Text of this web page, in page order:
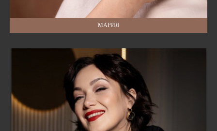
МАРИЯ